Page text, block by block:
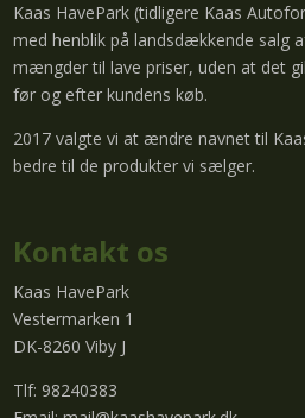
Kaas HavePark (tidligere Kaas
med henblik på landsdækkende salg
mængder til lave priser, uden at det
før og efter kundens køb.
2017 valgte vi at ændre navnet til
bedre til de produkter vi sælger.
Kontakt os
Kaas HavePark
Vestermarken 1
DK-8260 Viby J
Tlf: 98240383